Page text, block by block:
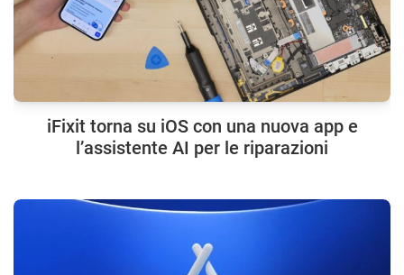
iFixit torna su iOS con una nuova app e
l’assistente AI per le riparazioni